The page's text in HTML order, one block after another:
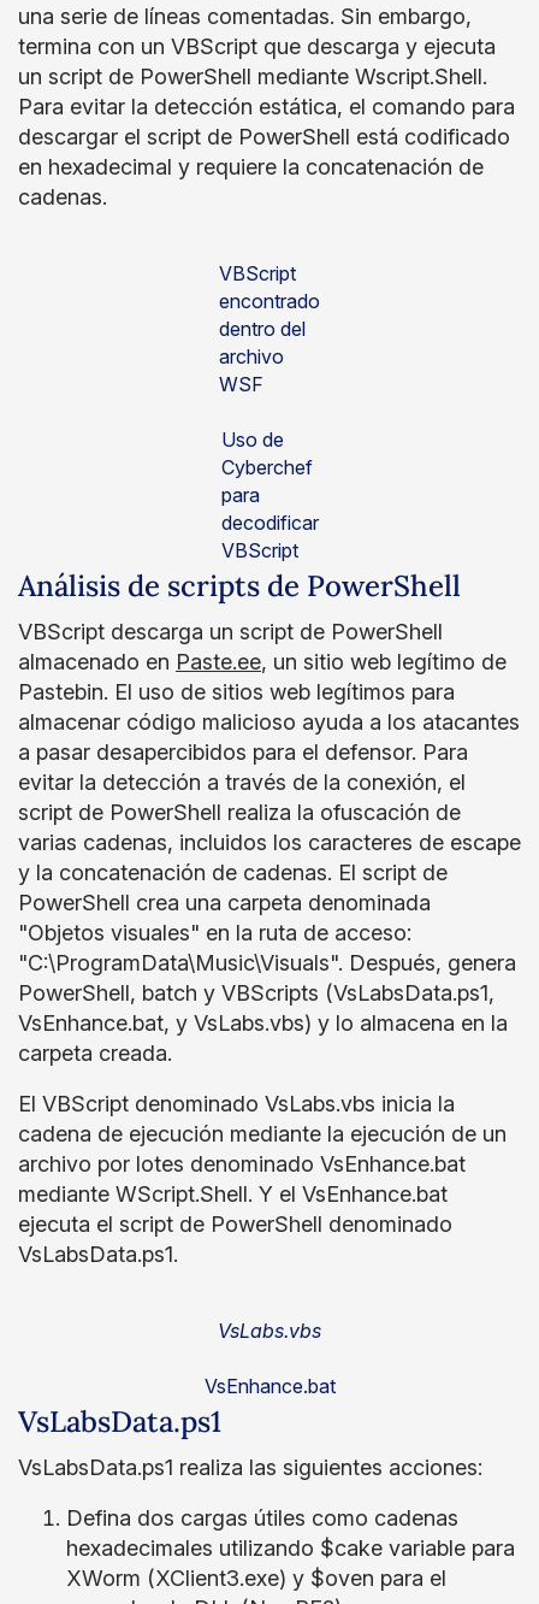
una serie de líneas comentadas. Sin embargo,
termina con un VBScript que descarga y ejecuta
un script de PowerShell mediante Wscript.Shell.
Para evitar la detección estática, el comando para
descargar el script de PowerShell está codificado
en hexadecimal y requiere la concatenación de
cadenas.
VBScript
encontrado
dentro del
archivo
WSF
Uso de
Cyberchef
para
decodificar
VBScript
Análisis de scripts de PowerShell
VBScript descarga un script de PowerShell
almacenado en Paste.ee, un sitio web legítimo de
Pastebin. El uso de sitios web legítimos para
almacenar código malicioso ayuda a los atacantes
a pasar desapercibidos para el defensor. Para
evitar la detección a través de la conexión, el
script de PowerShell realiza la ofuscación de
varias cadenas, incluidos los caracteres de escape
y la concatenación de cadenas. El script de
PowerShell crea una carpeta denominada
"Objetos visuales" en la ruta de acceso:
"C:\ProgramData\Music\Visuals". Después, genera
PowerShell, batch y VBScripts (VsLabsData.ps1,
VsEnhance.bat, y VsLabs.vbs) y lo almacena en la
carpeta creada.
El VBScript denominado VsLabs.vbs inicia la
cadena de ejecución mediante la ejecución de un
archivo por lotes denominado VsEnhance.bat
mediante WScript.Shell. Y el VsEnhance.bat
ejecuta el script de PowerShell denominado
VsLabsData.ps1.
VsLabs.vbs
VsEnhance.bat
VsLabsData.ps1
VsLabsData.ps1 realiza las siguientes acciones:
Defina dos cargas útiles como cadenas
hexadecimales utilizando $cake variable para
XWorm (XClient3.exe) y $oven para el